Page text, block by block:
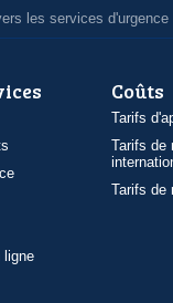
les services d'urgence
ligne
Coûts
Tarifs
Tarifs de
Tarifs de